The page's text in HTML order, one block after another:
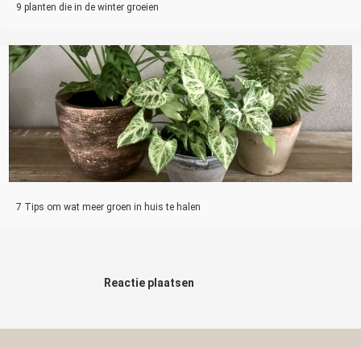
9 planten die in de winter groeien
7 Tips om wat meer groen in huis te halen
Reactie plaatsen